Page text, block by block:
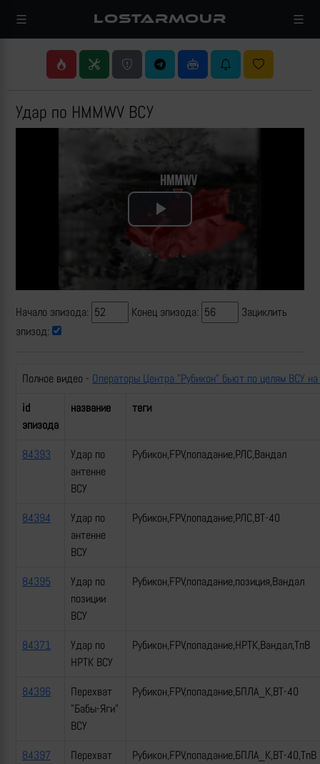
LOSTARMOUR
Удар по HMMWV ВСУ
Play
Video
Начало эпизода: Конец эпизода:
Зациклить
эпизод:
Полное видео - Операторы Центра "Рубикон" бьют по целям ВСУ
id
эпизода
название теги
84393
Удар по
антенне
ВСУ
Рубикон,FPV,попадание,РЛС,Вандал
84394
Удар по
антенне
ВСУ
Рубикон,FPV,попадание,РЛС,ВТ-40
84395
Удар по
позиции
ВСУ
Рубикон,FPV,попадание,позиция,Вандал
84371
Удар по
НРТК ВСУ
Рубикон,FPV,попадание,НРТК,Вандал,ТпВ
84396
Перехват
"Бабы-Яги"
ВСУ
Рубикон,FPV,попадание,БПЛА_К,ВТ-40
84397
Перехват
Рубикон,FPV,попадание,БПЛА_К,ВТ-40,ТпВ